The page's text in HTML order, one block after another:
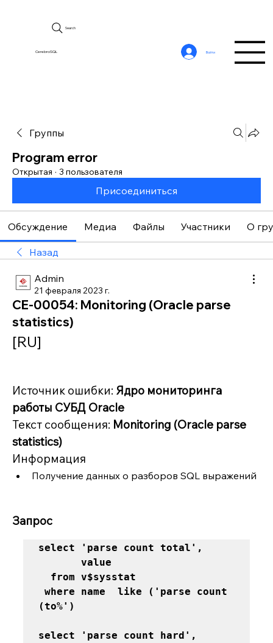
CerebroSQL
Search
Войти
Группы
Program error
Открытая · 3 пользователя
Присоединиться
Обсуждение Медиа Файлы Участники О
Назад
Admin
21 февраля 2023 г.
CE-00054: Monitoring (Oracle parse
statistics)
[RU]
Источник ошибки: Ядро мониторинга
работы СУБД Oracle
Текст сообщения: Monitoring (Oracle parse
statistics)
Информация
Получение данных о разборов SQL выражений
Запрос
select 'parse count total',
(to%')
select 'parse count hard',